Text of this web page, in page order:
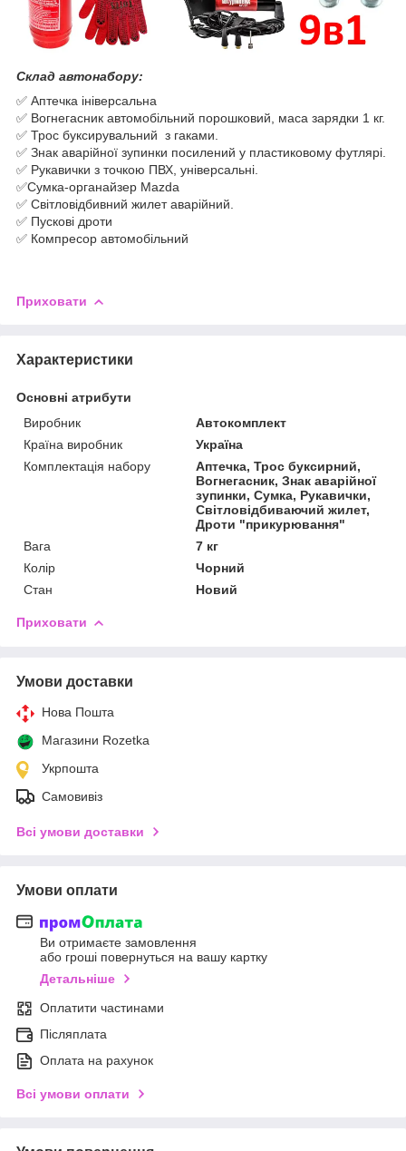
Склад автонабору:
✅ Аптечка ініверсальна
✅ Вогнегасник автомобільний порошковий, маса зарядки 1 кг.
✅ Трос буксирувальний з гаками.
✅ Знак аварійної зупинки посилений у пластиковому футлярі.
✅ Рукавички з точкою ПВХ, універсальні.
✅Сумка-органайзер Mazda
✅ Світловідбивний жилет аварійний.
✅ Пускові дроти
✅ Компресор автомобільний
Приховати
Характеристики
Основні атрибути
Виробник
Автокомплект
Країна виробник
Україна
Комплектація набору
Аптечка, Трос буксирний,
Вогнегасник, Знак аварійної
зупинки, Сумка, Рукавички,
Світловідбиваючий жилет,
Дроти "прикурювання"
Вага
7 кг
Колір
Чорний
Стан
Новий
Приховати
Умови доставки
Нова Пошта
Магазини Rozetka
Укрпошта
Самовивіз
Всі умови доставки
Умови оплати
Ви отримаєте замовлення
або гроші повернуться на вашу картку
Детальніше
Оплатити частинами
Післяплата
Оплата на рахунок
Всі умови оплати